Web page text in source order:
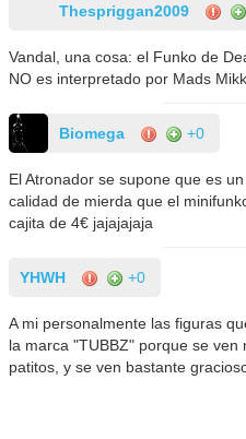
Thespriggan2009
Vandal, una cosa: el Funko de
NO es interpretado por Mads
Biomega +0
El Atronador se supone que es
calidad de mierda que el
cajita de 4€ jajajajaja
YHWH +0
A mi personalmente las figuras
la marca "TUBBZ" porque se ven
patitos, y se ven bastante